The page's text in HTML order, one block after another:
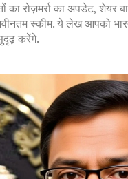
रोज़मर्रा का अपडेट, शेयर
स्कीम. ये लेख आपको
करेंगे.